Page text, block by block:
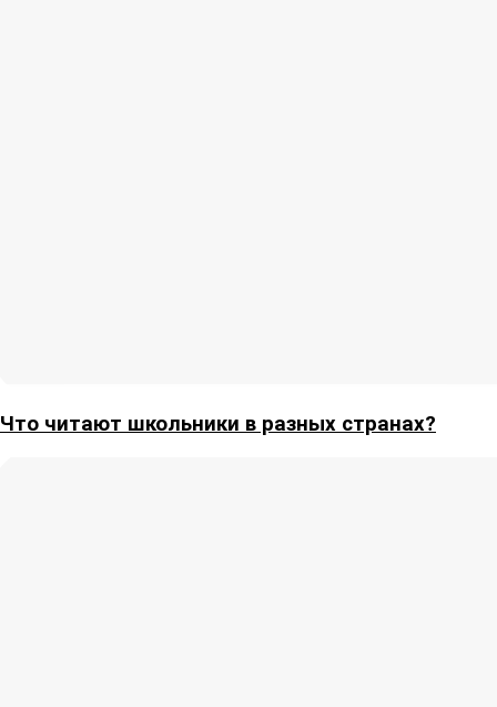
Что читают школьники в разных странах?